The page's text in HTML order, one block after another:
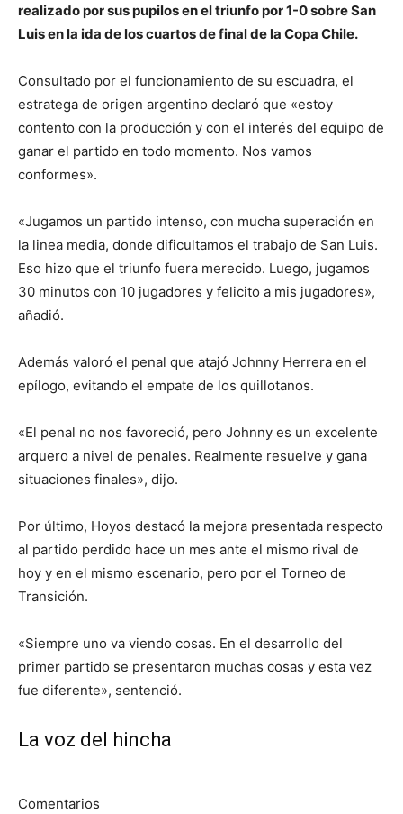
realizado por sus pupilos en el triunfo por 1-0 sobre San
Luis en la ida de los cuartos de final de la Copa Chile.
Consultado por el funcionamiento de su escuadra, el
estratega de origen argentino declaró que «estoy
contento con la producción y con el interés del equipo de
ganar el partido en todo momento. Nos vamos
conformes».
«Jugamos un partido intenso, con mucha superación en
la linea media, donde dificultamos el trabajo de San Luis.
Eso hizo que el triunfo fuera merecido. Luego, jugamos
30 minutos con 10 jugadores y felicito a mis jugadores»,
añadió.
Además valoró el penal que atajó Johnny Herrera en el
epílogo, evitando el empate de los quillotanos.
«El penal no nos favoreció, pero Johnny es un excelente
arquero a nivel de penales. Realmente resuelve y gana
situaciones finales», dijo.
Por último, Hoyos destacó la mejora presentada respecto
al partido perdido hace un mes ante el mismo rival de
hoy y en el mismo escenario, pero por el Torneo de
Transición.
«Siempre uno va viendo cosas. En el desarrollo del
primer partido se presentaron muchas cosas y esta vez
fue diferente», sentenció.
La voz del hincha
Comentarios